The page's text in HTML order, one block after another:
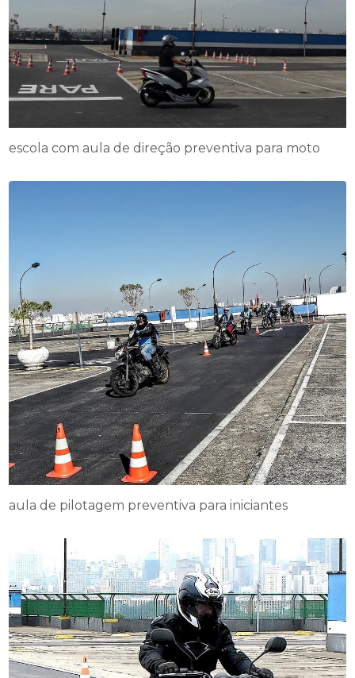
escola com aula de direção preventiva para moto
aula de pilotagem preventiva para iniciantes